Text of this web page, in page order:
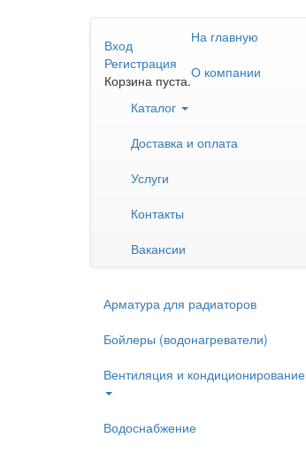
Вход
Регистрация
Корзина пуста.
На главную
О компании
Каталог
Доставка и оплата
Услуги
Контакты
Вакансии
Арматура для радиаторов
Бойлеры (водонагреватели)
Вентиляция и кондиционирование
Водоснабжение